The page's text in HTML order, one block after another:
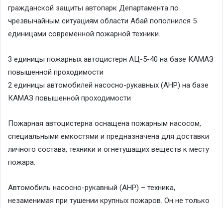
гражданской защиты автопарк Департамента по
чрезвычайным ситуациям области Абай пополнился 5
единицами современной пожарной техники.
3 единицы пожарных автоцистерн АЦ-5-40 на базе КАМАЗ
повышенной проходимости
2 единицы автомобилей насосно-рукавных (АНР) на базе
КАМАЗ повышенной проходимости
Пожарная автоцистерна оснащена пожарным насосом,
специальными емкостями и предназначена для доставки
личного состава, техники и огнетушащих веществ к месту
пожара.
Автомобиль насосно-рукавный (АНР) – техника,
незаменимая при тушении крупных пожаров. Он не только